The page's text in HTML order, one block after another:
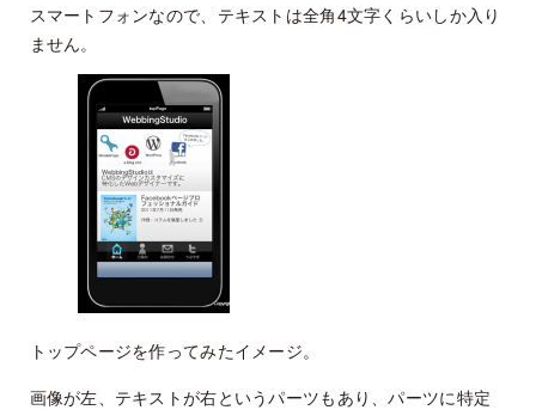
スマートフォンなので、テキストは全角4文字くらいしか入り
ません。
トップページを作ってみたイメージ。
画像が左、テキストが右というパーツもあり、パーツに特定